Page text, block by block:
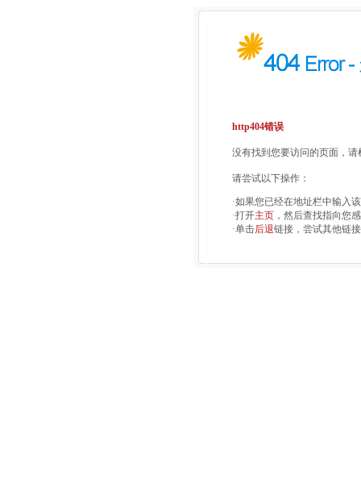
http404错误
没有找到您要访问的页面，
请尝试以下操作：
·如果您已经在地址栏中输入
·打开主页 ，然后查找指向您
·单击后退链接，尝试其他链